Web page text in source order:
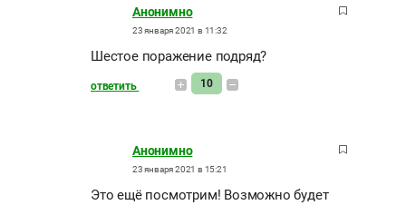
Анонимно
23 января 2021 в 11:32
Шестое поражение подряд?
ответить 10
Анонимно
23 января 2021 в 15:21
Это ещё посмотрим! Возможно будет